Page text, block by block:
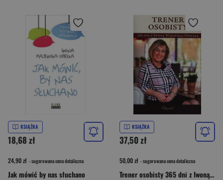
KSIĄŻKA
18,68 zł
24,90 zł - sugerowana cena detaliczna
Jak mówić by nas słuchano
KSIĄŻKA
37,50 zł
50,00 zł - sugerowana cena detaliczna
Trener osobisty 365 dni z Iwoną Majewską-Opiełką